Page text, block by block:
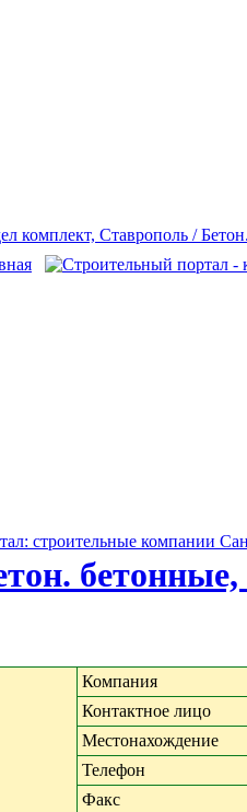
строительные компании
Компания
Контактное лицо
Местонахождение
Телефон
Факс